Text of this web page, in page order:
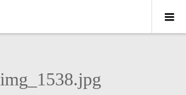
img_1538.jpg